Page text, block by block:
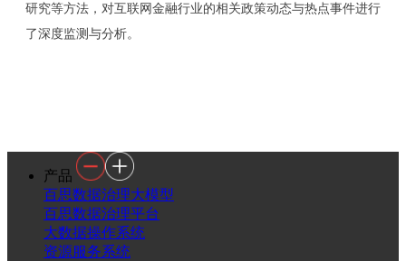
研究等方法，对互联网金融行业的相关政策动态与热点事件进行
了深度监测与分析。
产品
百思数据治理大模型
百思数据治理平台
大数据操作系统
资源服务系统